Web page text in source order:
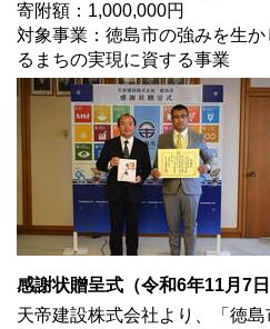
寄附額：1,000,000円
対象事業：徳島市の強みを生
るまちの実現に資する事業
感謝状贈呈式（令和6年11月7日
天帝建設株式会社より、「徳